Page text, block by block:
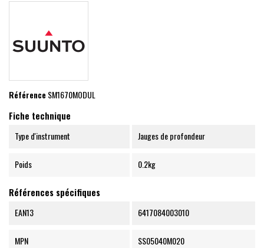
RéférenceSM1670MODUL
Fiche technique
Type d'instrument Jauges de profondeur
Poids 0.2kg
Références spécifiques
EAN13 6417084003010
MPN SS05040M020